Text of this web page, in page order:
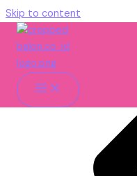
Skip to content